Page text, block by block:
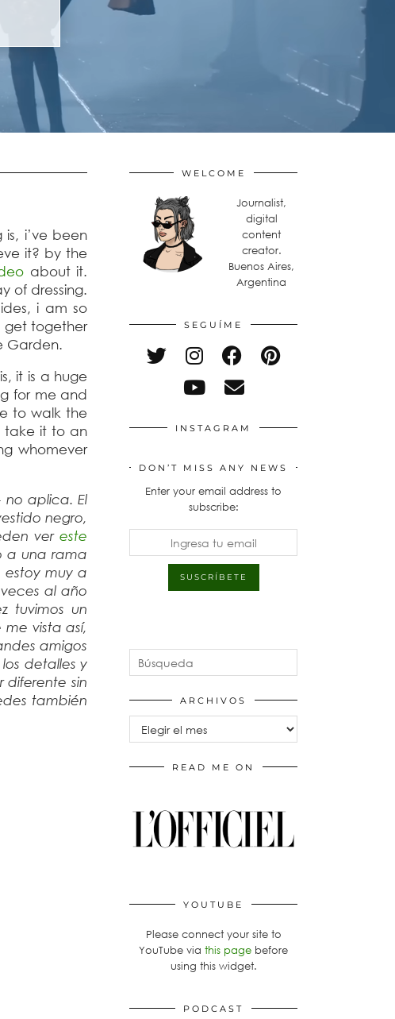
i’ve been
it? by the
about it.
of dressing.
i am so
get together
Garden.
it is a huge
for me and
to walk the
take it to an
whomever
aplica. El
negro,
vereste
a una rama
muy a
al año
tuvimos un
vista así,
amigos
detalles y
diferente sin
también
WELCOME
Journalist,
digital
content
creator.
Buenos Aires,
Argentina
SEGUÍME
INSTAGRAM
DON’T MISS ANY NEWS
Enter your email address to
subscribe:
ARCHIVOS
Archivos
READ ME ON
YOUTUBE
Please connect your site to
YouTube viathis page before
using this widget.
PODCAST